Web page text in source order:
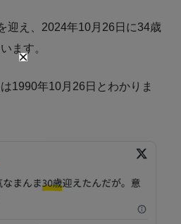
迎え、2024年10月26日に34歳
ます。
1990年10月26日とわかりま